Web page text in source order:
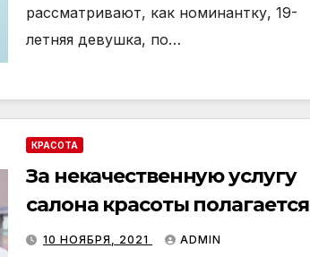
рассматривают, как номинантку, 19-
летняя девушка, по…
КРАСОТА
За некачественную услугу
салона красоты полагается
компенсация
10 НОЯБРЯ, 2021 ADMIN